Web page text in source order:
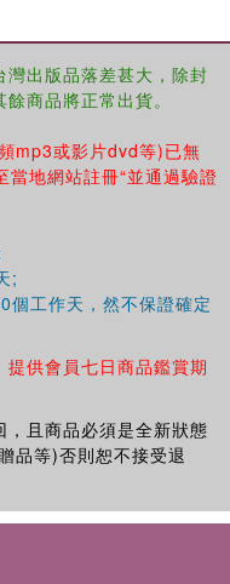
出版品落差甚大，除封
商品將正常出貨。
mp3或影片dvd等)已無
地網站註冊“並通過驗證
;
個工作天，然不保證確定
提供會員七日商品鑑賞期
且商品必須是全新狀態
品等)否則恕不接受退